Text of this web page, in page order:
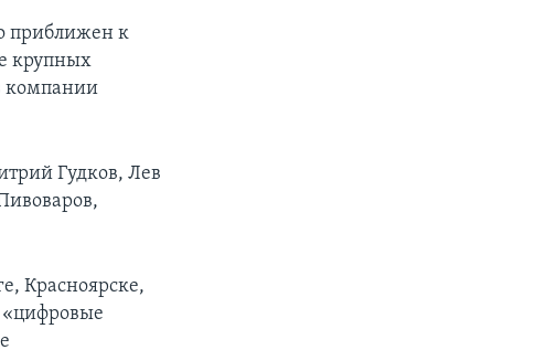
приближен к
крупных
компании
Гудков, Лев
Красноярске,
«цифровые